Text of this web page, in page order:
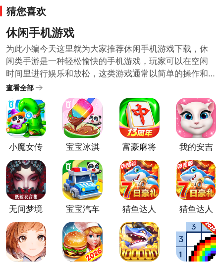
猜您喜欢
休闲手机游戏
为此小编今天这里就为大家推荐休闲手机游戏下载，休
闲类手游是一种轻松愉快的手机游戏，玩家可以在空闲
时间里进行娱乐和放松，这类游戏通常以简单的操作和
可爱的图形设计为特点，让玩家能够轻松上手并享受游
戏过程，例如，一些经典的休闲类手游包括消除类游
戏、跳跃类游戏、解谜类游戏等，无需太多思考或投入
精力，休闲类手游可以帮助玩家放松身心，缓解压力。
感兴趣的臭宝宝们可以来下载一款试一试哦~
查看全部
小魔女传
奇游戏
宝宝冰淇
淋工厂官
方正版
富豪麻将
官方版
我的安吉
拉
无间梦境
宝宝汽车
城市官方
正版
猎鱼达人
手机版
猎鱼达人
九游版官
服